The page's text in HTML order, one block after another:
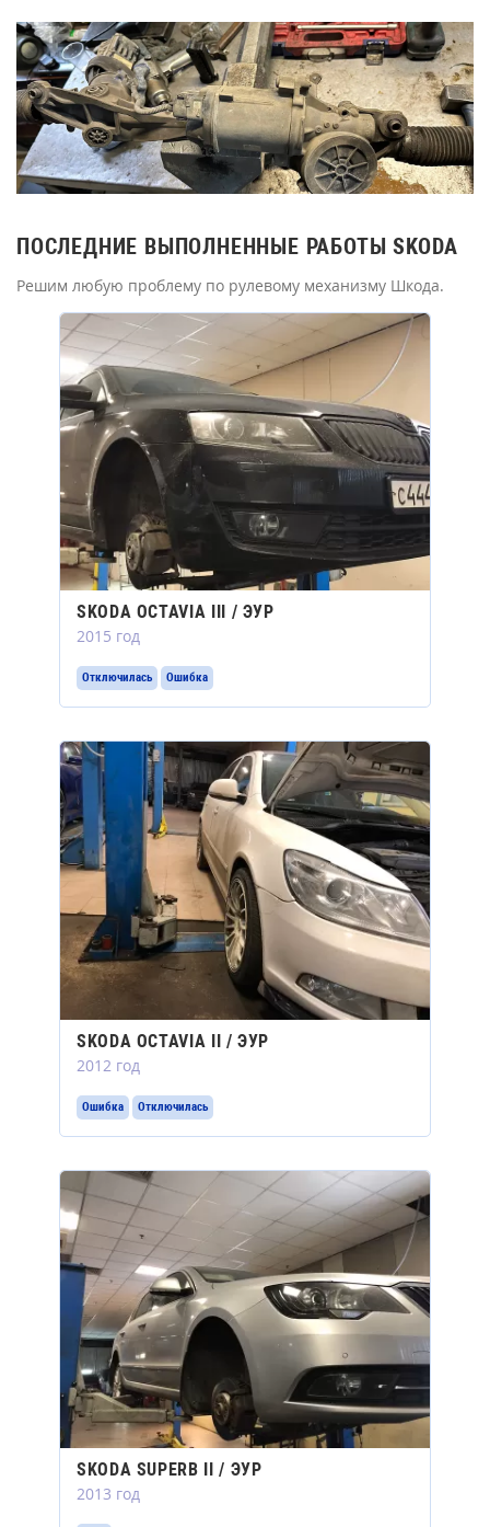
ПОСЛЕДНИЕ ВЫПОЛНЕННЫЕ РАБОТЫ SKODA
Решим любую проблему по рулевому механизму Шкода.
SKODA OCTAVIA III / ЭУР
2015 год
Отключилась Ошибка
SKODA OCTAVIA II / ЭУР
2012 год
Ошибка Отключилась
SKODA SUPERB II / ЭУР
2013 год